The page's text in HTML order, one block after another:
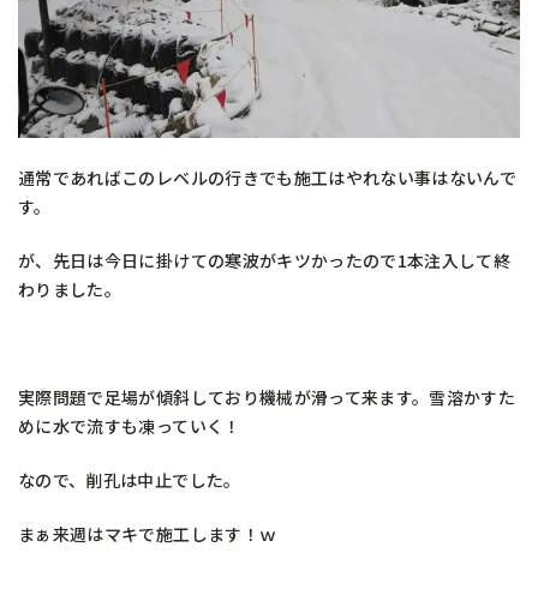
通常であればこのレベルの行きでも施工はやれない事はないんで
す。
が、先日は今日に掛けての寒波がキツかったので1本注入して終
わりました。
実際問題で足場が傾斜しており機械が滑って来ます。雪溶かすた
めに水で流すも凍っていく！
なので、削孔は中止でした。
まぁ来週はマキで施工します！ｗ